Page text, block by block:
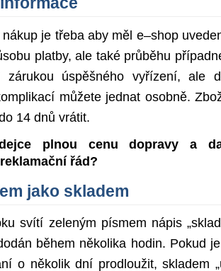
je třeba aby měl e–shop
platby, ale také průběhu
zárukou úspěšného vyřízení, ale
můžete jednat osobně.
14 dnů vrátit.
plnou cenu dopravy a
řád?
jako skladem
svítí zeleným písmem nápis
během několika hodin. Pokud
o několik dní prodloužit, skladem